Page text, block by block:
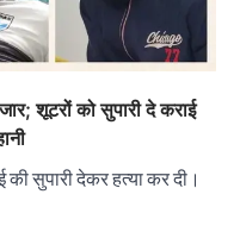
शूटरों को सुपारी दे कराई
सुपारी देकर हत्या कर दी।